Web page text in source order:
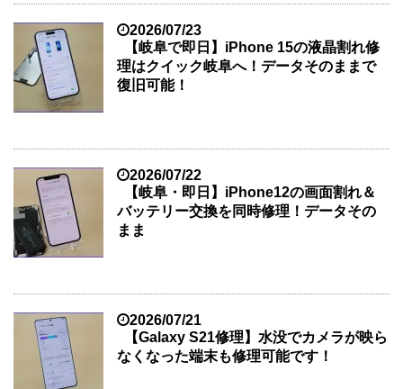
2026/07/23
【岐阜で即日】iPhone 15の液晶割れ修
理はクイック岐阜へ！データそのままで
復旧可能！
2026/07/22
【岐阜・即日】iPhone12の画面割れ＆
バッテリー交換を同時修理！データその
まま
2026/07/21
【Galaxy S21修理】水没でカメラが映ら
なくなった端末も修理可能です！